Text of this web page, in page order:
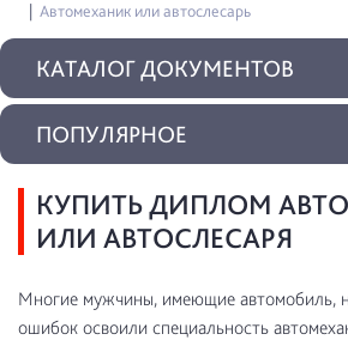
Автомеханик или автослесарь
КАТАЛОГ ДОКУМЕНТОВ
КУПИТЬ ДИПЛОМ
ИЛИ АВТОСЛЕСАРЯ
Многие мужчины, имеющие автомобиль,
ошибок освоили специальность
ПОПУЛЯРНОЕ